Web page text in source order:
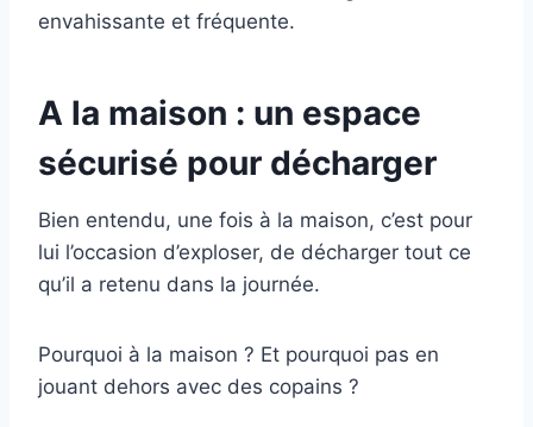
envahissante et fréquente.
A la maison : un espace
sécurisé pour décharger
Bien entendu, une fois à la maison, c’est pour
lui l’occasion d’exploser, de décharger tout ce
qu’il a retenu dans la journée.
Pourquoi à la maison ? Et pourquoi pas en
jouant dehors avec des copains ?